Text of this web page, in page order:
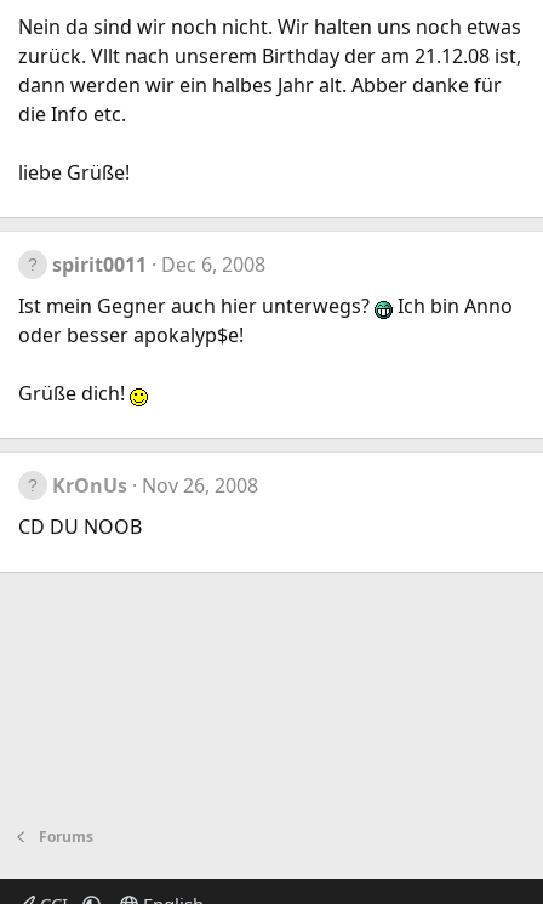
Nein da sind wir noch nicht. Wir halten uns noch etwas
zurück. Vllt nach unserem Birthday der am 21.12.08 ist,
dann werden wir ein halbes Jahr alt. Abber danke für
die Info etc.
liebe Grüße!
spirit0011
Dec 6, 2008
Ist mein Gegner auch hier unterwegs?
Ich bin Anno
oder besser apokalyp$e!
Grüße dich!
KrOnUs Nov 26, 2008
CD DU NOOB
Forums